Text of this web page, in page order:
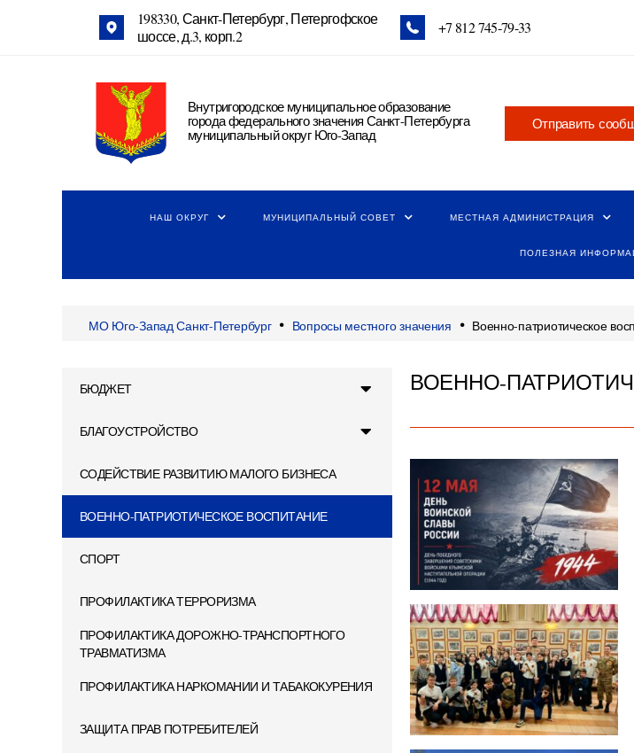
198330, Санкт-Петербург, Петергофское
шоссе, д.3, корп.2
+7 812 745‑79-33
Внутригородское муниципальное образование
города федерального значения Санкт-Петербурга
муниципальный округ Юго-Запад
Отправить
НАШ ОКРУГ МУНИЦИПАЛЬНЫЙ СОВЕТ МЕСТНАЯ АДМИНИСТРАЦИЯ
ПОЛЕЗНАЯ
МО Юго-Запад Санкт-Петербург• Вопросы местного значения • Военно-патриотическое
БЮДЖЕТ
БЛАГОУСТРОЙСТВО
СОДЕЙСТВИЕ РАЗВИТИЮ МАЛОГО БИЗНЕСА
ВОЕННО-ПАТРИОТИЧЕСКОЕ ВОСПИТАНИЕ
СПОРТ
ПРОФИЛАКТИКА ТЕРРОРИЗМА
ПРОФИЛАКТИКА ДОРОЖНО-ТРАНСПОРТНОГО
ТРАВМАТИЗМА
ПРОФИЛАКТИКА НАРКОМАНИИ И ТАБАКОКУРЕНИЯ
ЗАЩИТА ПРАВ ПОТРЕБИТЕЛЕЙ
ВОЕННО-